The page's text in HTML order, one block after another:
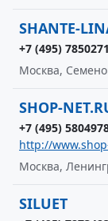
SHANTE-
+7 (495) 7850271
Москва,
SHOP-
+7 (495)
http://
Москва,
SILUET